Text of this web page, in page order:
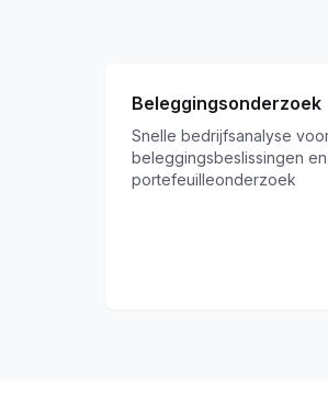
Beleggingsonderzoek
Snelle bedrijfsanalyse
beleggingsbeslissingen en
portefeuilleonderzoek